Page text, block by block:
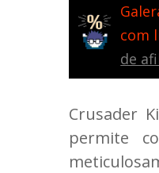
com
de
Crusader
permite